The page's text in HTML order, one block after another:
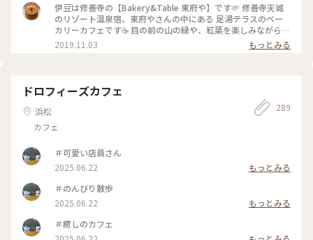
伊豆は修善寺の【Bakery&Table 東府や】です🌱 修善寺天城
のリゾート温泉宿、東府やさんの中にある 足湯テラスのベー
カリーカフェです☕️ 目の前の山の緑や、紅葉を楽しみながら、
吉奈温泉の足湯に浸かって、 美味しいパンをいただけます🥐🥪
足湯ベーカリーカフェはもちろん、 大正時代を感じられるレ
節によってメニューが変わったり、美味しいパンがたくさんあ
ります🥐☕️✨ #伊豆 #Bakery&Table東府や #天城 #足湯 #パン
#カフェ #紅葉 #温泉 #リゾート宿 #東府や #秋の色彩 #老舗旅
2019.11.03 もっとみる
ドロフィーズカフェ
浜松
カフェ
289
＃可愛い店員さん
2025.06.22
もっとみる
＃のんびり散歩
2025.06.22
もっとみる
＃癒しのカフェ